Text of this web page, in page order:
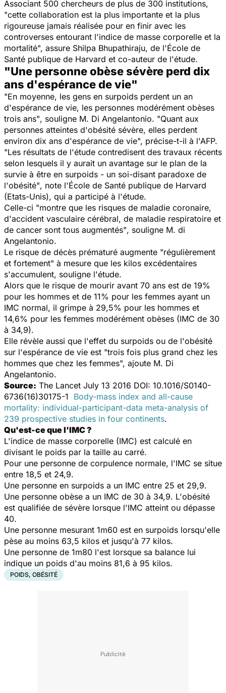
Associant 500 chercheurs de plus de 300 institutions,
"cette collaboration est la plus importante et la plus
rigoureuse jamais réalisée pour en finir avec les
controverses entourant l'indice de masse corporelle et la
mortalité", assure Shilpa Bhupathiraju, de l'École de
Santé publique de Harvard et co-auteur de l'étude.
"Une personne obèse sévère perd dix
ans d'espérance de vie"
"En moyenne, les gens en surpoids perdent un an
d'espérance de vie, les personnes modérément obèses
trois ans", souligne M. Di Angelantonio. "Quant aux
personnes atteintes d'obésité sévère, elles perdent
environ dix ans d'espérance de vie", précise-t-il à l'AFP.
"Les résultats de l'étude contredisent des travaux récents
selon lesquels il y aurait un avantage sur le plan de la
survie à être en surpoids - un soi-disant paradoxe de
l'obésité", note l'École de Santé publique de Harvard
(Etats-Unis), qui a participé à l'étude.
Celle-ci "montre que les risques de maladie coronaire,
d'accident vasculaire cérébral, de maladie respiratoire et
de cancer sont tous augmentés", souligne M. di
Angelantonio.
Le risque de décès prématuré augmente "régulièrement
et fortement" à mesure que les kilos excédentaires
s'accumulent, souligne l'étude.
Alors que le risque de mourir avant 70 ans est de 19%
pour les hommes et de 11% pour les femmes ayant un
IMC normal, il grimpe à 29,5% pour les hommes et
14,6% pour les femmes modérément obèses (IMC de 30
à 34,9).
Elle révèle aussi que l'effet du surpoids ou de l'obésité
sur l'espérance de vie est "trois fois plus grand chez les
hommes que chez les femmes", ajoute M. Di
Angelantonio.
Source: The Lancet July 13 2016 DOI: 10.1016/S0140-
6736(16)30175-1 Body-mass index and all-cause
mortality: individual-participant-data meta-analysis of
239 prospective studies in four continents.
Qu'est-ce que l'IMC ?
L'indice de masse corporelle (IMC) est calculé en
divisant le poids par la taille au carré.
Pour une personne de corpulence normale, l'IMC se situe
entre 18,5 et 24,9.
Une personne en surpoids a un IMC entre 25 et 29,9.
Une personne obèse a un IMC de 30 à 34,9. L'obésité
est qualifiée de sévère lorsque l'IMC atteint ou dépasse
40.
Une personne mesurant 1m60 est en surpoids lorsqu'elle
pèse au moins 63,5 kilos et jusqu'à 77 kilos.
Une personne de 1m80 l'est lorsque sa balance lui
indique un poids d'au moins 81,6 à 95 kilos.
POIDS, OBÉSITÉ